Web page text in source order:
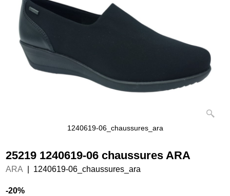
1240619-06_chaussures_ara
25219 1240619-06 chaussures ARA
ARA 1240619-06_chaussures_ara
-20%